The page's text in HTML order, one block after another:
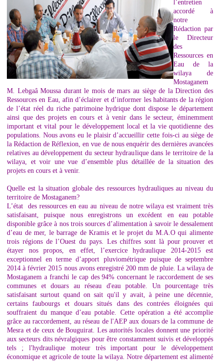
l’entretien
accordé à
notre
Rédaction par
le Directeur
des
Ressources en
Eau de la
wilaya de
Mostaganem
M. Lebgaâ Moussa durant le mois de mars au siège de la Direction des
Ressources en Eau, afin d’éclairer et d’informer les habitants de la région
de l’état réel du riche patrimoine hydrique dont dispose le département
ainsi que des projets en cours et à venir dans le secteur, éminemment
important et vital pour le développement local et la vie quotidienne des
populations. Nous avons eu le plaisir d’accueillir cette fois-ci au siège de
la Rédaction de Réflexion, en vue de nous enquérir des dernières avancées
relatives au développement du secteur hydraulique dans le territoire de la
wilaya, et voir une vue d’ensemble plus détaillée de la situation des
projets en cours et à venir.
Quelle est la situation globale des ressources hydrauliques au niveau du
territoire de Mostaganem?
L’état des ressources en eau au niveau de notre wilaya est vraiment très
satisfaisant, puisque nous enregistrons un excédent en eau potable
disponible grâce à nos trois sources d’alimentation à savoir le dessalement
d’eau de mer, le barrage de Kramis et le projet du M.A.O qui alimente
trois régions de l’Ouest du pays. Les chiffres sont là pour prouver et
étayer nos propos, en effet, l’exercice hydraulique 2014-2015 est
exceptionnel en terme d’apport pluviométrique puisque de septembre
2014 à février 2015 nous avons enregistré 200 mm de pluie. La wilaya de
Mostaganem a franchi le cap des 94% concernant le raccordement de ses
communes et douars au réseau d'eau potable. Un pourcentage très
satisfaisant surtout quand on sait qu'il y avait, à peine une décennie,
certains faubourgs et douars situés dans des contrées éloignées qui
souffraient du manque d’eau potable. Cette opération a été accomplie
grâce au raccordement, au réseau de l'AEP aux douars de la commune de
Mesra et de ceux de Bouguirat. Les autorités locales donnent une priorité
aux secteurs dits névralgiques pour être constamment suivis et développés
tels ; l'hydraulique moteur très important pour le développement
économique et agricole de toute la wilaya. Notre département est alimenté